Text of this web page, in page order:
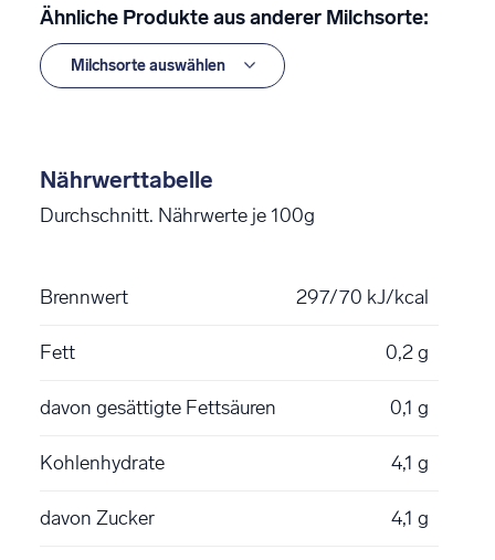
Ähnliche Produkte aus anderer Milchsorte:
Nährwerttabelle
Durchschnitt. Nährwerte je 100g
Brennwert 297/70 kJ/kcal
Fett 0,2 g
davon gesättigte Fettsäuren 0,1 g
Kohlenhydrate 4,1 g
davon Zucker 4,1 g